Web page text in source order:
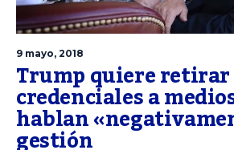
9 mayo, 2018
Trump quiere retirar
credenciales a
hablan
gestión